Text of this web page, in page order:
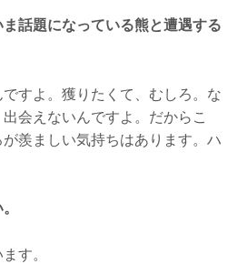
話題になっている熊と遭遇する
すよ。獲りたくて、むしろ。な
会えないんですよ。だからこ
羨ましい気持ちはあります。ハ
す。